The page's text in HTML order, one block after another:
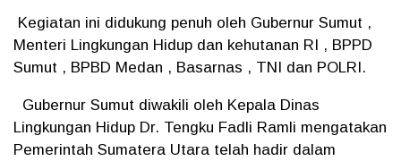
Kegiatan ini didukung penuh oleh Gubernur Sumut ,
Menteri Lingkungan Hidup dan kehutanan RI , BPPD
Sumut , BPBD Medan , Basarnas , TNI dan POLRI.
Gubernur Sumut diwakili oleh Kepala Dinas
Lingkungan Hidup Dr. Tengku Fadli Ramli mengatakan
Pemerintah Sumatera Utara telah hadir dalam